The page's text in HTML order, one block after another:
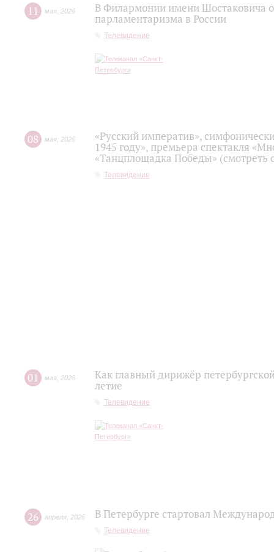
11 мая 2026
В Филармонии имени Шостаковича
парламентаризма в России
Телевидение
08 мая 2026
«Русский императив»,
1945 году», премьера спектакля
«Танцплощадка Победы»
Телевидение
01 мая 2026
Как главный дирижёр
летие
Телевидение
26 апреля 2026 В Петербурге стартовал
Телевидение